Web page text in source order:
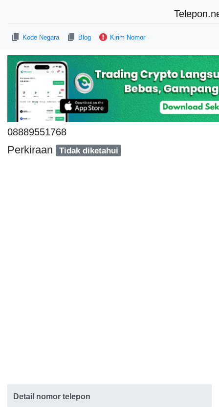
Kode Negara Blog Kirim Nomor
08889551768
Perkiraan Tidak diketahui
Detail nomor telepon